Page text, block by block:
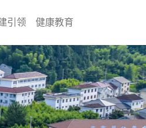
引领 健康教育